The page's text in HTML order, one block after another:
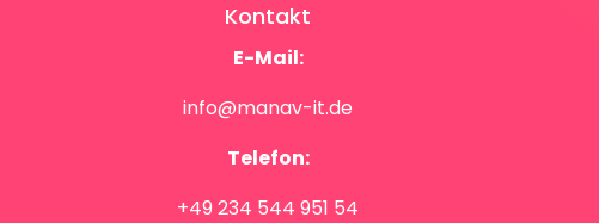
Kontakt
E-Mail:
info@manav-it.de
Telefon:
+49 234 544 951 54